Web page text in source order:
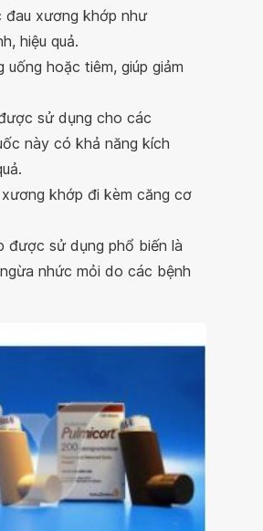
đau xương khớp như
hiệu quả.
hoặc tiêm, giúp giảm
sử dụng cho các
này có khả năng kích
khớp đi kèm căng cơ
được sử dụng phổ biến là
nhức mỏi do các bệnh